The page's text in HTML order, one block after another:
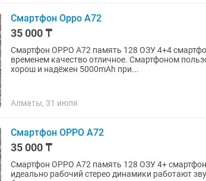
Смартфон Орро А72
35 000 ₸
Смартфон ОРРО А72 память 128 ОЗУ 4+4
временем качество отличное. Смартфоном
хорош и надёжен 5000mAh при...
Алматы, 31 июля
Смартфон ОРРО А72
35 000 ₸
Смартфон ОРРО А72 память 128 ОЗУ 4+
идеально рабочий стерео динамики работают